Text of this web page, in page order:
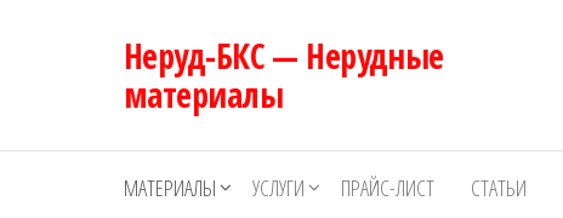
Неруд-БКС — Нерудные
материалы
МАТЕРИАЛЫ УСЛУГИ ПРАЙС-ЛИСТ СТАТЬИ